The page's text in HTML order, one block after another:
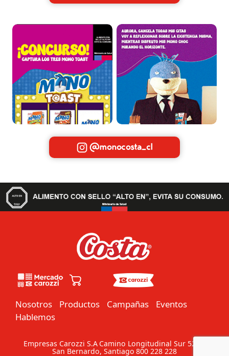
@monocosta_cl
Nosotros Productos Campañas
Eventos
Hablemos
Empresas Carozzi S.A Camino Longitudinal Sur 5201
San Bernardo, Santiago 800 228 228